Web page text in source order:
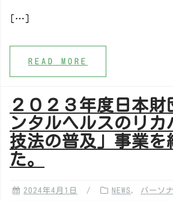
[…]
READ MORE
２０２３年度日本財
ンタルヘルスのリカ
技法の普及」事業を
た。
2024年4月1日 NEWS , パーソ